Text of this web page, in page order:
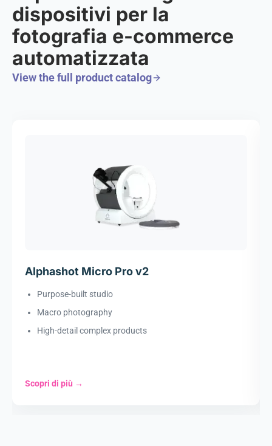
dispositivi per la
fotografia e-commerce
automatizzata
View the full product catalog
Alphashot Micro Pro v2
Purpose-built studio
Macro photography
High-detail complex products
Scopri di più →